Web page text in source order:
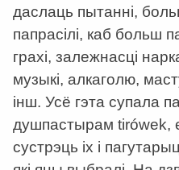
даслаць пытанні,
папрасілі, каб больш
грахі, залежнасці
музыкі, алкаголю,
інш. Усё гэта супала
душпастырам tirówеk,
сустрэць іх і